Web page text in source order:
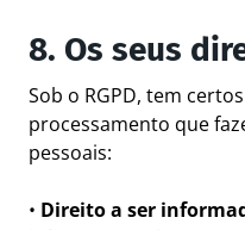
8. Os seus
Sob o RGPD, tem
processamento que
pessoais:
• Direito a ser